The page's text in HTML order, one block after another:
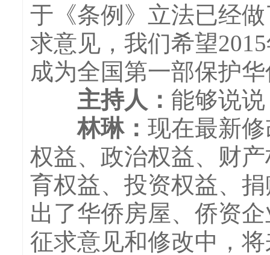
于《条例》立法已经
求意见，我们希望
成为全国第一部保护
主持人 ： 能够说
林琳： 现在最新
权益、政治权益、财
育权益、投资权益、
出了华侨房屋、侨资
征求意见和修改中，